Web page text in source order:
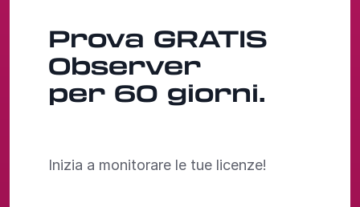
Prova GRATIS
Observer
per 60 giorni.
Inizia a monitorare le tue licenze!